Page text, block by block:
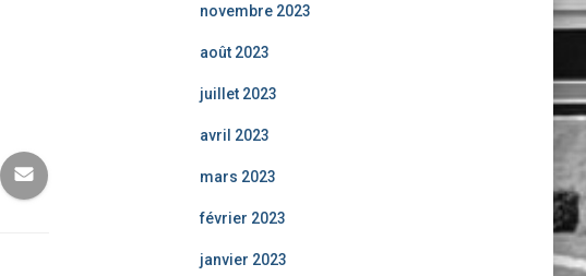
novembre 2023
août 2023
juillet 2023
avril 2023
mars 2023
février 2023
janvier 2023